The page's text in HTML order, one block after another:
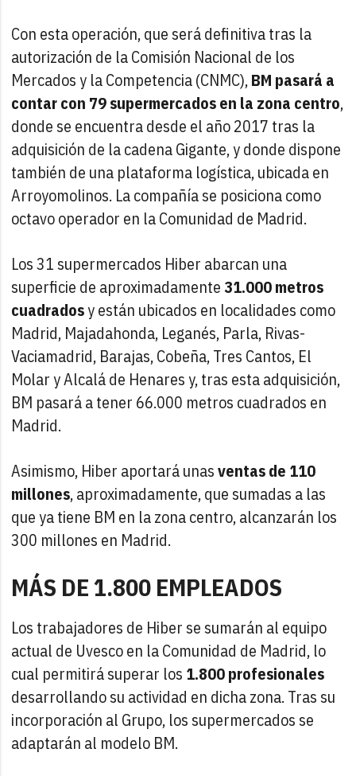
Con esta operación, que será definitiva tras la
autorización de la Comisión Nacional de los
Mercados y la Competencia (CNMC),BM pasará a
contar con 79 supermercados en la zona centro,
donde se encuentra desde el año 2017 tras la
adquisición de la cadena Gigante, y donde dispone
también de una plataforma logística, ubicada en
Arroyomolinos. La compañía se posiciona como
octavo operador en la Comunidad de Madrid.
Los 31 supermercados Hiber abarcan una
superficie de aproximadamente31.000 metros
cuadradosy están ubicados en localidades como
Madrid, Majadahonda, Leganés, Parla, Rivas-
Vaciamadrid, Barajas, Cobeña, Tres Cantos, El
Molar y Alcalá de Henares y, tras esta adquisición,
BM pasará a tener 66.000 metros cuadrados en
Madrid.
Asimismo, Hiber aportará unasventas de 110
millones, aproximadamente, que sumadas a las
que ya tiene BM en la zona centro, alcanzarán los
300 millones en Madrid.
MÁS DE 1.800 EMPLEADOS
Los trabajadores de Hiber se sumarán al equipo
actual de Uvesco en la Comunidad de Madrid, lo
cual permitirá superar los 1.800 profesionales
desarrollando su actividad en dicha zona. Tras su
incorporación al Grupo, los supermercados se
adaptarán al modelo BM.